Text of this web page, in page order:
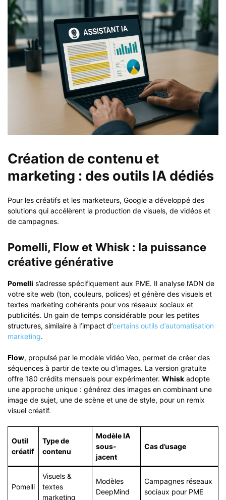
Création de contenu et
marketing : des outils IA dédiés
Pour les créatifs et les marketeurs, Google a développé des
solutions qui accélèrent la production de visuels, de vidéos et
de campagnes.
Pomelli, Flow et Whisk : la puissance
créative générative
Pomelli s’adresse spécifiquement aux PME. Il analyse l’ADN de
votre site web (ton, couleurs, polices) et génère des visuels et
textes marketing cohérents pour vos réseaux sociaux et
publicités. Un gain de temps considérable pour les petites
structures, similaire à l’impact d’certains outils d’automatisation
marketing.
Flow, propulsé par le modèle vidéo Veo, permet de créer des
séquences à partir de texte ou d’images. La version gratuite
offre 180 crédits mensuels pour expérimenter. Whisk adopte
une approche unique : générez des images en combinant une
image de sujet, une de scène et une de style, pour un remix
visuel créatif.
Outil
créatif
Type de
contenu
Modèle IA
sous-
jacent
Cas d’usage
Pomelli
Visuels &
textes
marketing
Modèles
DeepMind
Campagnes réseaux
sociaux pour PME